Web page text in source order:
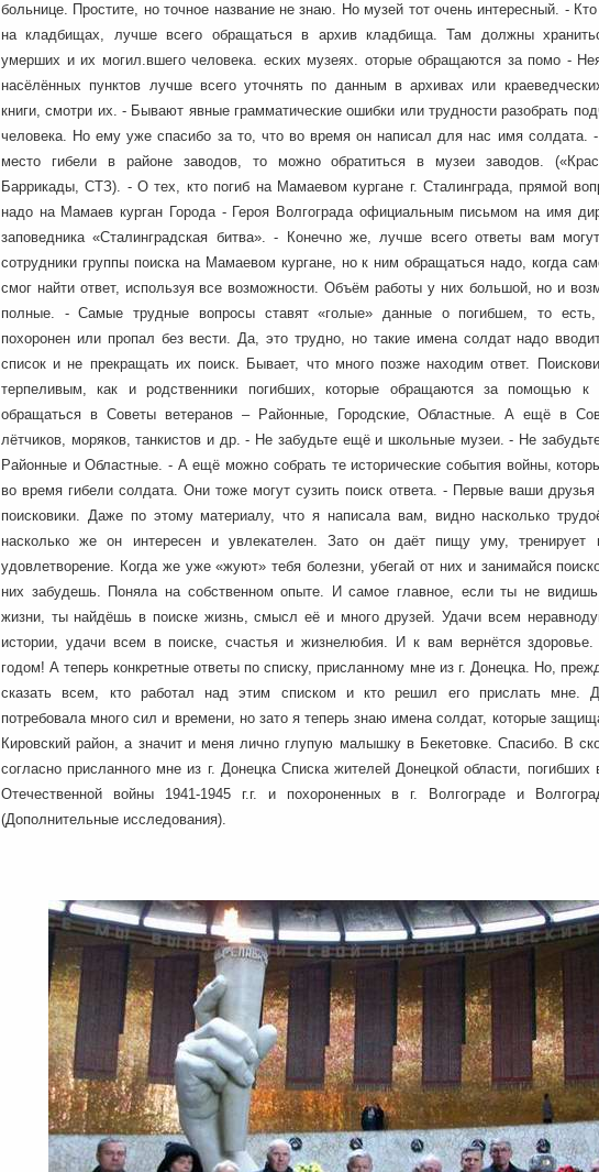
больнице. Простите, но точное название не знаю. Но музей тот очень интересный. -
на кладбищах, лучше всего обращаться в архив кладбища. Там должны
умерших и их могил.вшего человека. еских музеях. оторые обращаются за помо -
насёлённых пунктов лучше всего уточнять по данным в архивах или
книги, смотри их. - Бывают явные грамматические ошибки или трудности разобрать
человека. Но ему уже спасибо за то, что во время он написал для нас имя солдата.
место гибели в районе заводов, то можно обратиться в музеи заводов.
Баррикады, СТЗ). - О тех, кто погиб на Мамаевом кургане г. Сталинграда, прямой
надо на Мамаев курган Города - Героя Волгограда официальным письмом на имя
заповедника «Сталинградская битва». - Конечно же, лучше всего ответы вам
сотрудники группы поиска на Мамаевом кургане, но к ним обращаться надо, когда
смог найти ответ, используя все возможности. Объём работы у них большой, но и
полные. - Самые трудные вопросы ставят «голые» данные о погибшем, то
похоронен или пропал без вести. Да, это трудно, но такие имена солдат надо
список и не прекращать их поиск. Бывает, что много позже находим ответ.
терпеливым, как и родственники погибших, которые обращаются за помощью
обращаться в Советы ветеранов – Районные, Городские, Областные. А ещё в
лётчиков, моряков, танкистов и др. - Не забудьте ещё и школьные музеи. - Не
Районные и Областные. - А ещё можно собрать те исторические события войны,
во время гибели солдата. Они тоже могут сузить поиск ответа. - Первые ваши
поисковики. Даже по этому материалу, что я написала вам, видно насколько
насколько же он интересен и увлекателен. Зато он даёт пищу уму, тренирует
удовлетворение. Когда же уже «жуют» тебя болезни, убегай от них и занимайся
них забудешь. Поняла на собственном опыте. И самое главное, если ты не
жизни, ты найдёшь в поиске жизнь, смысл её и много друзей. Удачи всем
истории, удачи всем в поиске, счастья и жизнелюбия. И к вам вернётся
годом! А теперь конкретные ответы по списку, присланному мне из г. Донецка. Но,
сказать всем, кто работал над этим списком и кто решил его прислать мне.
потребовала много сил и времени, но зато я теперь знаю имена солдат, которые
Кировский район, а значит и меня лично глупую малышку в Бекетовке. Спасибо. В
согласно присланного мне из г. Донецка Списка жителей Донецкой области,
Отечественной войны 1941-1945 г.г. и похороненных в г. Волгограде и
(Дополнительные исследования).